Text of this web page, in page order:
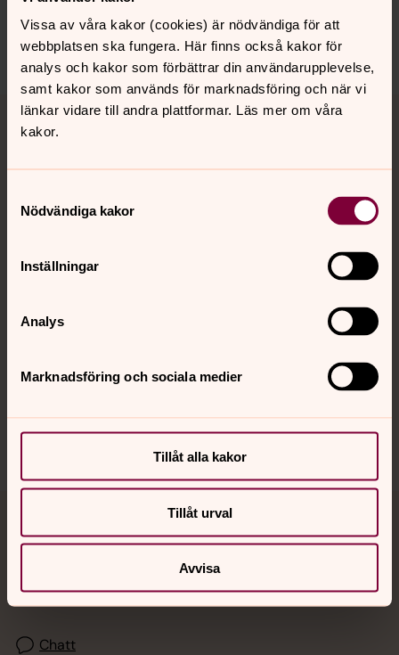
Vissa av våra kakor (cookies) är nödvändiga för att
webbplatsen ska fungera. Här finns också kakor för
analys och kakor som förbättrar din användarupplevelse,
samt kakor som används för marknadsföring och när vi
länkar vidare till andra plattformar. Läs mer om våra
kakor.
Nödvändiga kakor
Inställningar
Analys
Marknadsföring och sociala medier
Tillåt alla kakor
Tillåt urval
Avvisa
innehåll?
nora.tarnsjo.forsamling@svenskakyrkan.se
Tillbaka till toppen
Tillbaka till innehållet
Kalender
Hitta snabbt
Jourhavande präst
Akut samtals- och krisstöd. Prata eller chatta anonymt
med en präst på kvällar och nätter.
Chatt